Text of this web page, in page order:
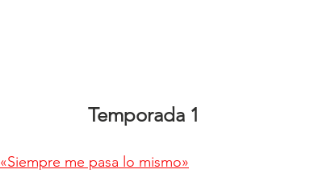
Temporada 1
«Siempre me pasa lo mismo»